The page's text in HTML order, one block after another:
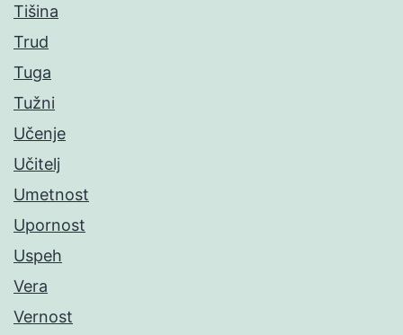
Tišina
Trud
Tuga
Tužni
Učenje
Učitelj
Umetnost
Upornost
Uspeh
Vera
Vernost